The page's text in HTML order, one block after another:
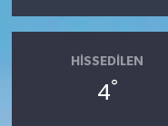
HISSEDILEN
4°